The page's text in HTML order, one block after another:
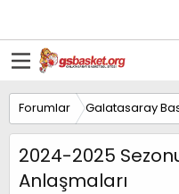
Forumlar Galatasaray
2024-2025
Anlaşmaları